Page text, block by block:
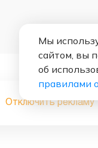
Отключить рекламу
Мы
сайтом, вы
об
правилами